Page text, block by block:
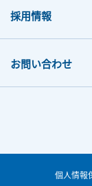
採用情報
お問い合わせ
個人情報